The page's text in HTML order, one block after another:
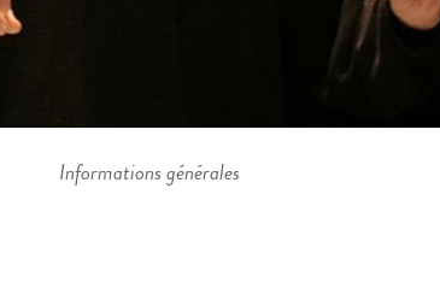
Informations générales